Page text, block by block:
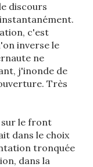
discours
c'est
inverse le
ne
j'inonde de
Très
sur le front
dans le choix
tronquée
dans la